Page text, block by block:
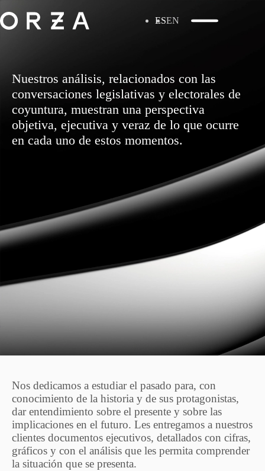
ESEN
Nuestros análisis, relacionados con las
conversaciones legislativas y electorales de
coyuntura, muestran una perspectiva
objetiva, ejecutiva y veraz de lo que ocurre
en cada uno de estos momentos.
Nos dedicamos a estudiar el pasado para, con
conocimiento de la historia y de sus protagonistas,
dar entendimiento sobre el presente y sobre las
implicaciones en el futuro. Les entregamos a nuestros
clientes documentos ejecutivos, detallados con cifras,
gráficos y con el análisis que les permita comprender
la situación que se presenta.